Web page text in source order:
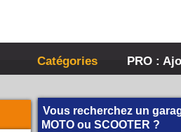
Catégories PRO :
Vous recherchez un
MOTO ou SCOOTER ?